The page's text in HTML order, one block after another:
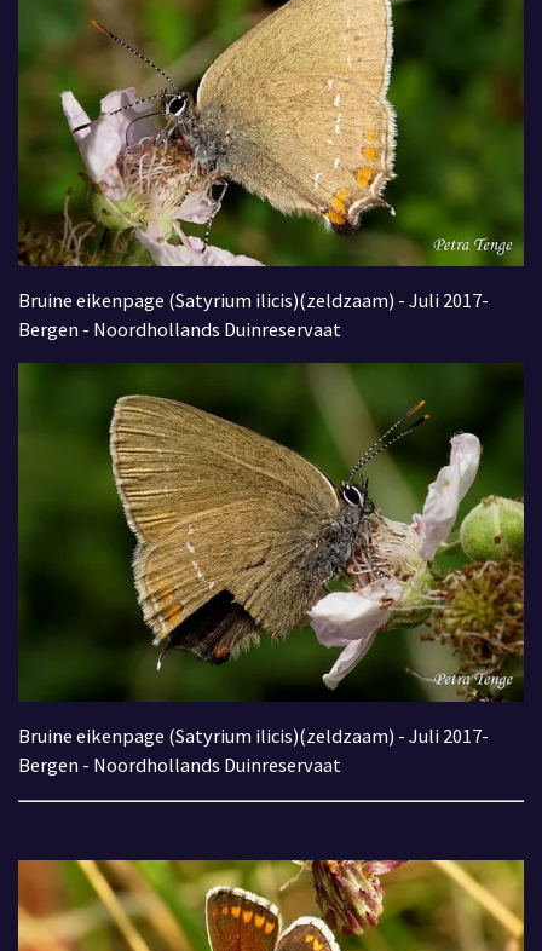
Bruine eikenpage (Satyrium ilicis)(zeldzaam) - Juli 2017-
Bergen - Noordhollands Duinreservaat
Bruine eikenpage (Satyrium ilicis)(zeldzaam) - Juli 2017-
Bergen - Noordhollands Duinreservaat